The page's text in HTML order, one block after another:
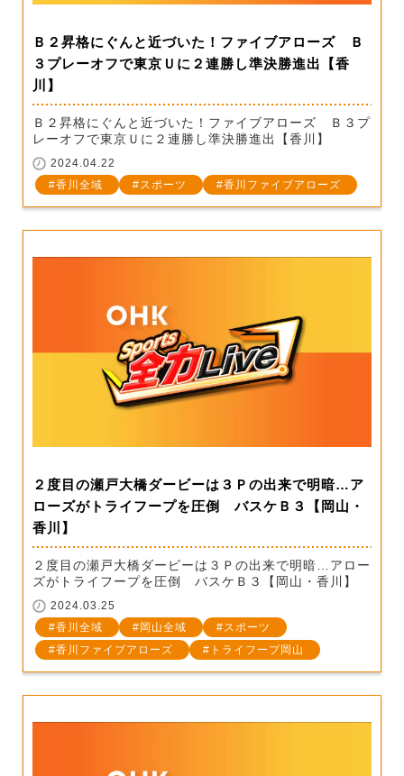
Ｂ２昇格にぐんと近づいた！ファイブアローズ Ｂ
３プレーオフで東京Ｕに２連勝し準決勝進出【香
川】
Ｂ２昇格にぐんと近づいた！ファイブアローズ Ｂ３プ
レーオフで東京Ｕに２連勝し準決勝進出【香川】
2024.04.22
香川全域
スポーツ 香川ファイブアローズ
２度目の瀬戸大橋ダービーは３Ｐの出来で明暗…ア
ローズがトライフープを圧倒 バスケＢ３【岡山・
香川】
２度目の瀬戸大橋ダービーは３Ｐの出来で明暗…アロー
ズがトライフープを圧倒 バスケＢ３【岡山・香川】
2024.03.25
香川全域
岡山全域
スポーツ
香川ファイブアローズ
トライフープ岡山